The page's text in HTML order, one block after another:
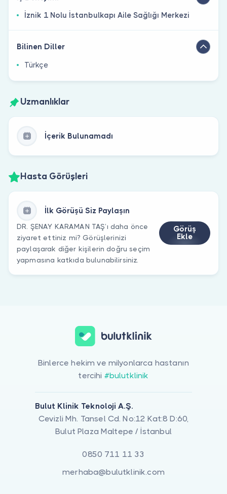
İznik 1 Nolu İstanbulkapı Aile Sağlığı Merkezi
Bilinen Diller
Türkçe
Uzmanlıklar
İçerik Bulunamadı
Hasta Görüşleri
İlk Görüşü Siz Paylaşın
DR. ŞENAY KARAMAN TAŞ’ı daha önce
ziyaret ettiniz mi? Görüşlerinizi
paylaşarak diğer kişilerin doğru seçim
yapmasına katkıda bulunabilirsiniz.
Görüş
Ekle
Binlerce hekim ve milyonlarca hastanın
tercihi #bulutklinik
Bulut Klinik Teknoloji A.Ş.
Cevizli Mh. Tansel Cd. No:12 Kat:8 D:60,
Bulut Plaza Maltepe / İstanbul
0850 711 11 33
merhaba@bulutklinik.com